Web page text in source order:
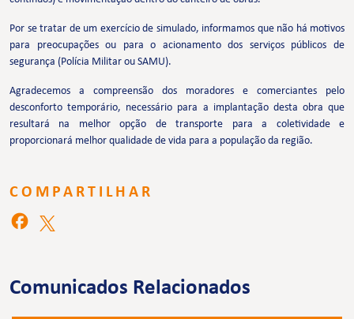
Por se tratar de um exercício de simulado, informamos que não há motivos
para preocupações ou para o acionamento dos serviços públicos de
segurança (Polícia Militar ou SAMU).
Agradecemos a compreensão dos moradores e comerciantes pelo
desconforto temporário, necessário para a implantação desta obra que
resultará na melhor opção de transporte para a coletividade e
proporcionará melhor qualidade de vida para a população da região.
COMPARTILHAR
Comunicados Relacionados